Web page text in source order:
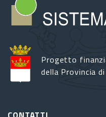
Progetto
della Provincia